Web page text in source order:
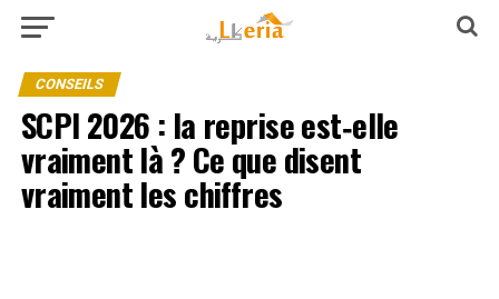
CONSEILS
SCPI 2026 : la reprise est‑elle
vraiment là ? Ce que disent
vraiment les chiffres